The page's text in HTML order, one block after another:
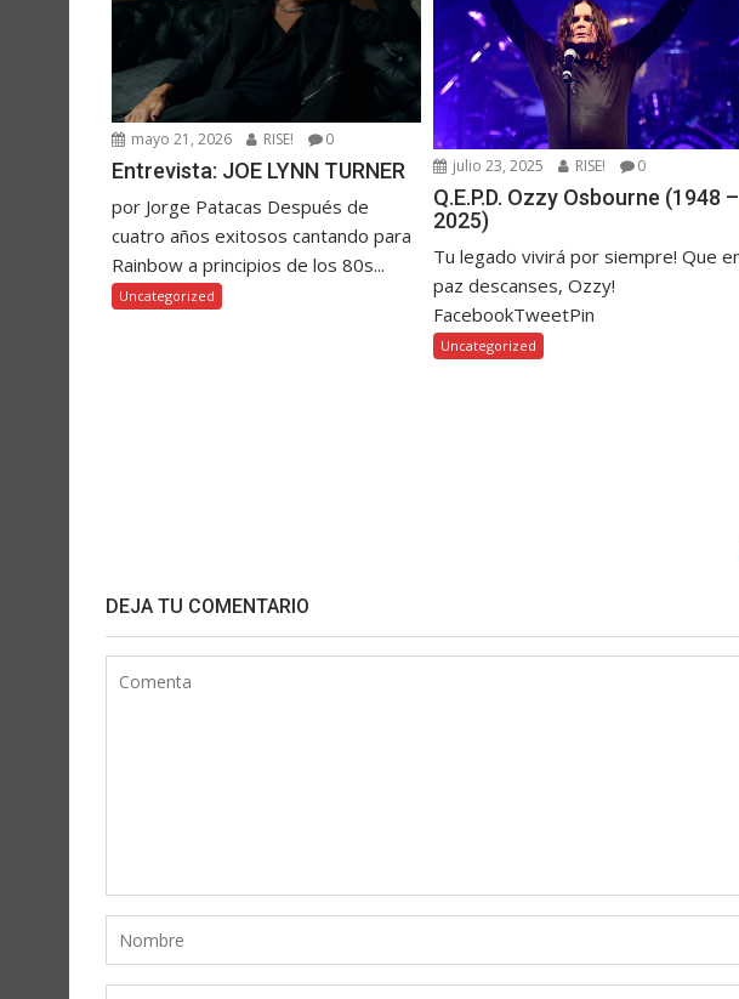
mayo 21, 2026 RISE! 0
Entrevista: JOE LYNN TURNER
por Jorge Patacas Después de
cuatro años exitosos cantando para
Rainbow a principios de los 80s...
Uncategorized
julio 23, 2025 RISE! 0
Q.E.P.D. Ozzy Osbourne (1948 –
2025)
Tu legado vivirá por siempre! Que
paz descanses, Ozzy!
FacebookTweetPin
Uncategorized
DEJA TU COMENTARIO